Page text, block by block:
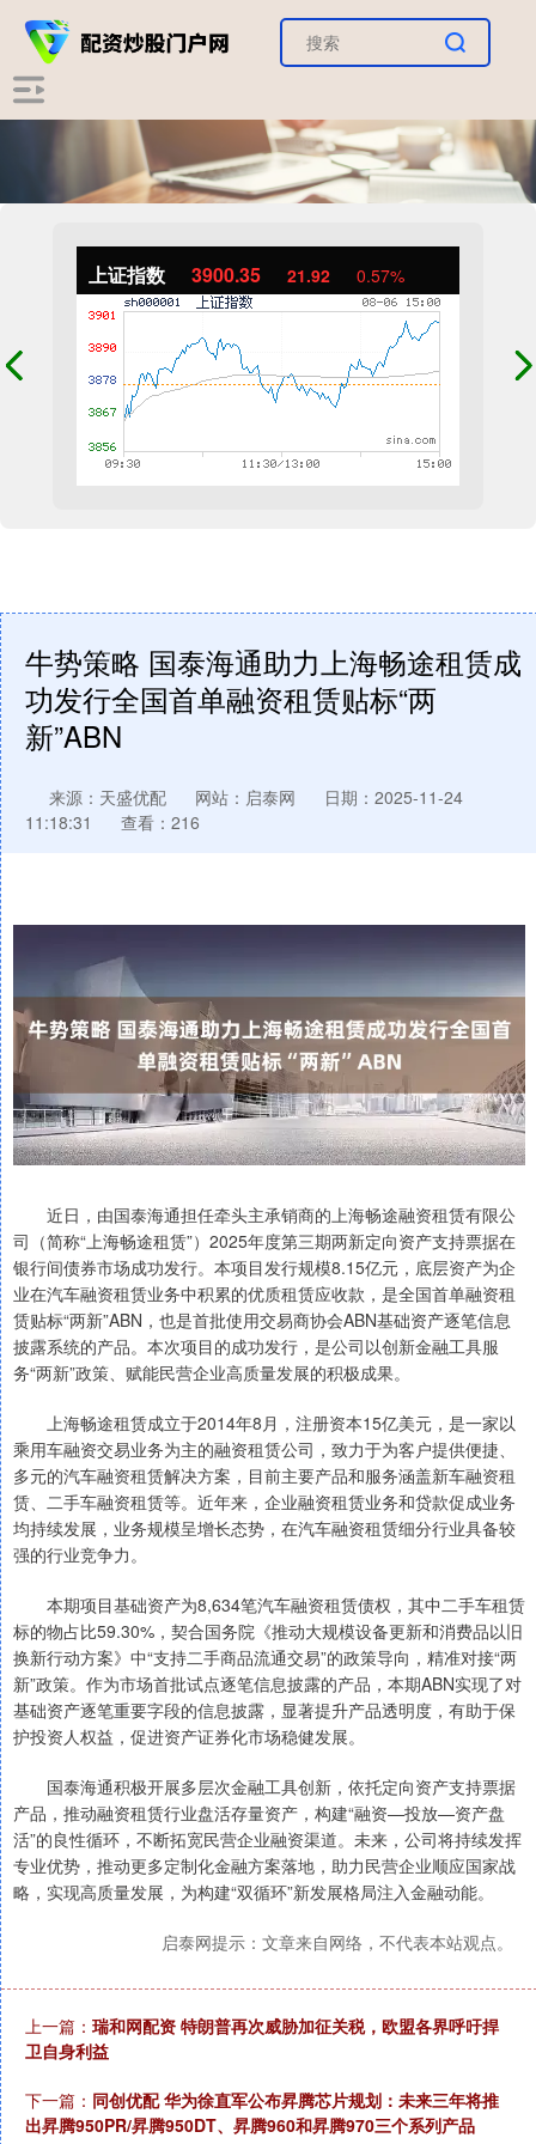
上证指数 3900.35 21.92 0.57%
牛势策略 国泰海通助力上海畅途租赁成
功发行全国首单融资租赁贴标“两
新”ABN
来源：天盛优配 网站：启泰网
日期：2025-11-24
11:18:31
查看：216
近日，由国泰海通担任牵头主承销商的上海畅途融资租赁有限公
司（简称“上海畅途租赁”）2025年度第三期两新定向资产支持票据在
银行间债券市场成功发行。本项目发行规模8.15亿元，底层资产为企
业在汽车融资租赁业务中积累的优质租赁应收款，是全国首单融资租
赁贴标“两新”ABN，也是首批使用交易商协会ABN基础资产逐笔信息
披露系统的产品。本次项目的成功发行，是公司以创新金融工具服
务“两新”政策、赋能民营企业高质量发展的积极成果。
上海畅途租赁成立于2014年8月，注册资本15亿美元，是一家以
乘用车融资交易业务为主的融资租赁公司，致力于为客户提供便捷、
多元的汽车融资租赁解决方案，目前主要产品和服务涵盖新车融资租
赁、二手车融资租赁等。近年来，企业融资租赁业务和贷款促成业务
均持续发展，业务规模呈增长态势，在汽车融资租赁细分行业具备较
强的行业竞争力。
本期项目基础资产为8,634笔汽车融资租赁债权，其中二手车租赁
标的物占比59.30%，契合国务院《推动大规模设备更新和消费品以旧
换新行动方案》中“支持二手商品流通交易”的政策导向，精准对接“两
新”政策。作为市场首批试点逐笔信息披露的产品，本期ABN实现了对
基础资产逐笔重要字段的信息披露，显著提升产品透明度，有助于保
护投资人权益，促进资产证券化市场稳健发展。
国泰海通积极开展多层次金融工具创新，依托定向资产支持票据
产品，推动融资租赁行业盘活存量资产，构建“融资—投放—资产盘
活”的良性循环，不断拓宽民营企业融资渠道。未来，公司将持续发挥
专业优势，推动更多定制化金融方案落地，助力民营企业顺应国家战
略，实现高质量发展，为构建“双循环”新发展格局注入金融动能。
启泰网提示：文章来自网络，不代表本站观点。
上一篇： 瑞和网配资 特朗普再次威胁加征关税，欧盟各界呼吁捍
卫自身利益
下一篇： 同创优配 华为徐直军公布昇腾芯片规划：未来三年将推
出昇腾950PR/昇腾950DT、昇腾960和昇腾970三个系列产品